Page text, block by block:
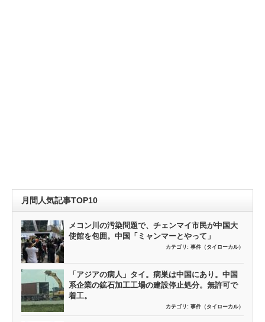
月間人気記事TOP10
メコン川の汚染問題で、チェンマイ市民が中国大
使館を包囲。中国「ミャンマーとやって」
カテゴリ: 事件（タイローカル）
「アジアの病人」タイ。病巣は中国にあり。中国
系企業の鉱石加工工場の建設停止処分。無許可で
着工。
カテゴリ: 事件（タイローカル）